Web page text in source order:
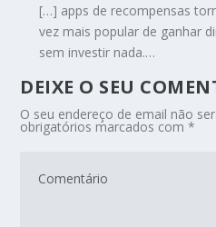
[…] apps de recompensas
vez mais popular de ganhar
sem investir nada.…
DEIXE O SEU
O seu endereço de email não
obrigatórios marcados com*